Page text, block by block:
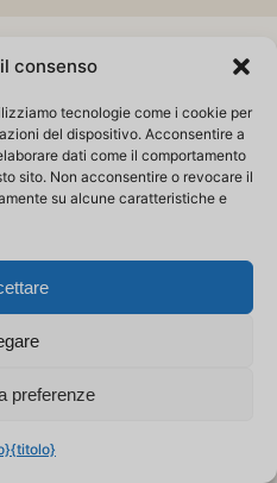
consenso
tecnologie come i cookie per
del dispositivo. Acconsentire a
dati come il comportamento
sito. Non acconsentire o revocare il
su alcune caratteristiche e
preferenze
{titolo}
più informate
della tua frutta
della frutta